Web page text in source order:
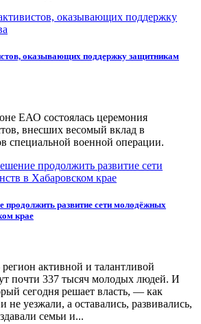
оказывающих поддержку защитникам
ЕАО состоялась церемония
внесших весомый вклад в
специальной военной операции.
развитие сети молодёжных
крае
активной и талантливой
почти 337 тысяч молодых людей. И
сегодня решает власть, — как
не уезжали, а оставались, развивались,
семьи и...